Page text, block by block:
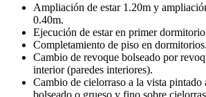
Ampliación de estar 1.20m y
0.40m.
Ejecución de estar en primer
Completamiento de piso en dormitorios.
Cambio de revoque bolseado por
interior (paredes interiores).
Cambio de cielorraso a la vista
bolseado o grueso y fino sobre